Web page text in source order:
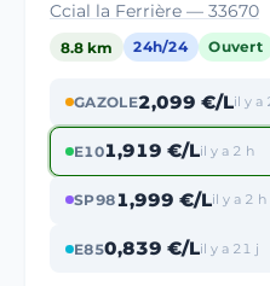
Ccial la Ferrière — 33670
8.8 km 24h/24 Ouvert
GAZOLE2,099 €/Lil y a
E101,919 €/Lil y a 2 h
SP981,999 €/Lil y a 2 h
E850,839 €/Lil y a 21 j